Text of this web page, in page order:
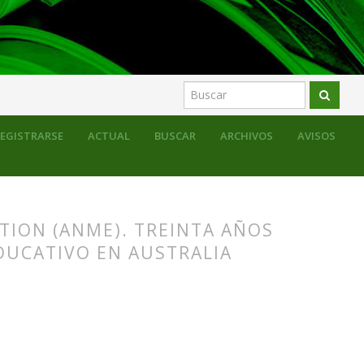
ACTUAL BUSCAR ARCHIVOS AVISOS
(ANME). TREINTA AÑOS
EN AUSTRALIA